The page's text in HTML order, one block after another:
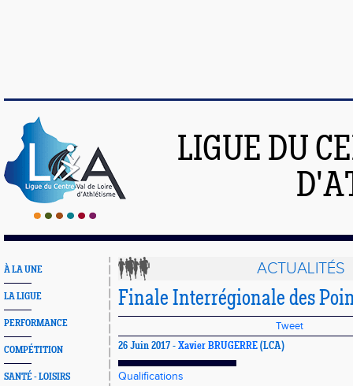
LIGUE DU
À LA UNE
LA LIGUE
PERFORMANCE
COMPÉTITION
SANTÉ - LOISIRS
ACTUALITÉS
Finale Interrégionale des
Tweet
26 Juin 2017 - Xavier BRUGERRE (LCA)
Qualifications